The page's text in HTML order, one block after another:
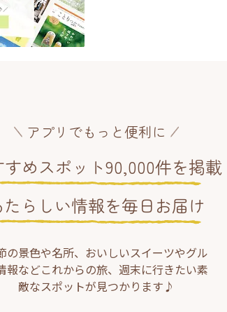
アプリでもっと便利に
すめスポット90,000件を掲載
たらしい情報を毎日お届け
の景色や名所、おいしいスイーツやグル
報などこれからの旅、週末に行きたい素
敵なスポットが見つかります♪